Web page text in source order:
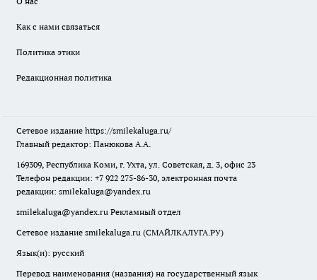
Как с нами связаться
Политика этики
Редакционная политика
Сетевое издание https://smilekaluga.ru/
Главный редактор: Панюкова А.А.
169309, Республика Коми, г. Ухта, ул. Советская, д. 3, офис 23
Телефон редакции: +7 922 275-86-30, электронная почта
редакции: smilekaluga@yandex.ru
smilekaluga@yandex.ru Рекламный отдел
Сетевое издание smilekaluga.ru (СМАЙЛКАЛУГА.РУ)
Язык(и): русский
Перевод наименования (названия) на государственный язык